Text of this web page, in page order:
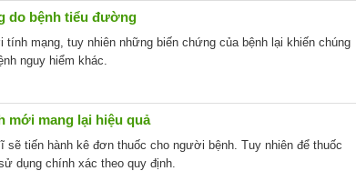
do bệnh tiểu đường
mạng, tuy nhiên những biến chứng của bệnh lại khiến chúng
nguy hiểm khác.
mới mang lại hiệu quả
tiến hành kê đơn thuốc cho người bệnh. Tuy nhiên để thuốc
dụng chính xác theo quy định.